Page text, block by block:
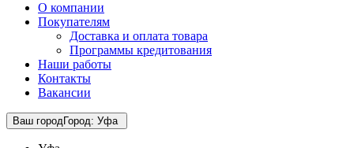
О компании
Покупателям
Доставка и оплата товара
Программы кредитования
Наши работы
Контакты
Вакансии
Ваш городГород: Уфа